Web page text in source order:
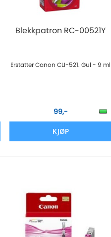
Blekkpatron RC-00521Y
Erstatter Canon CLI-521. Gul - 9 ml
99,-
KJØP